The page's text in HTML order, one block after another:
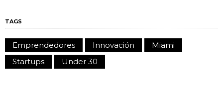
TAGS
Emprendedores Innovación
Miami
Startups
Under 30